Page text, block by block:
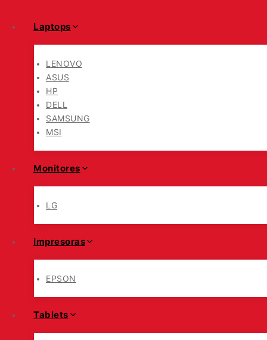
Laptops
LENOVO
ASUS
HP
DELL
SAMSUNG
MSI
Monitores
LG
Impresoras
EPSON
Tablets